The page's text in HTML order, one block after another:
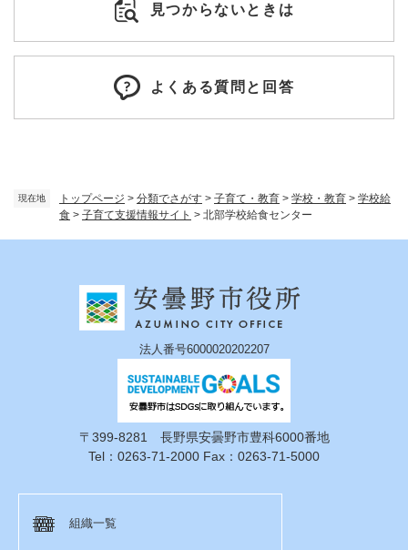
現在地 トップページ > 分類でさがす > 子育て・教育 > 学校・教育 > 学校給
食 > 子育て支援情報サイト > 北部学校給食センター
見つからないときは
よくある質問と回答
法人番号6000020202207
〒399-8281 長野県安曇野市豊科6000番地
Tel：0263-71-2000 Fax：0263-71-5000
組織一覧